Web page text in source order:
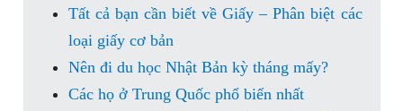
Tất cả bạn cần biết về Giấy – Phân biệt các
loại giấy cơ bản
Nên đi du học Nhật Bản kỳ tháng mấy?
Các họ ở Trung Quốc phổ biến nhất